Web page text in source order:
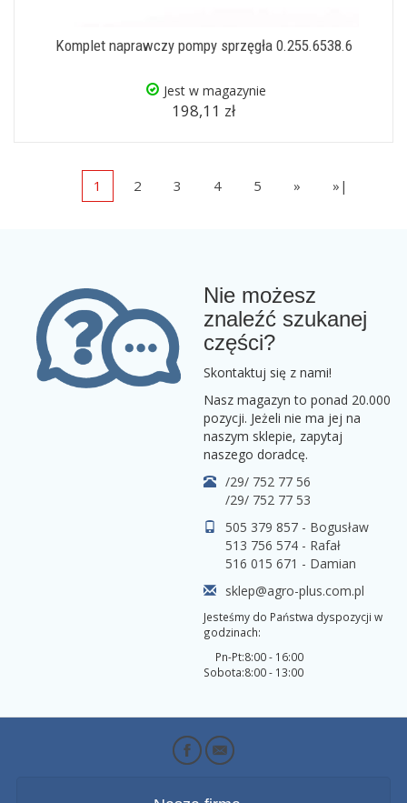
Komplet naprawczy pompy sprzęgła 0.255.6538.6
Jest w magazynie
198,11 zł
1 2 3 4 5 » »|
Nie możesz
znaleźć szukanej
części?
Skontaktuj się z nami!
Nasz magazyn to ponad 20.000
pozycji. Jeżeli nie ma jej na
naszym sklepie, zapytaj
naszego doradcę.
/29/ 752 77 56
/29/ 752 77 53
505 379 857 - Bogusław
513 756 574 - Rafał
516 015 671 - Damian
sklep@agro-plus.com.pl
Jesteśmy do Państwa dyspozycji w
godzinach:
Pn-Pt:
Sobota:
8:00 - 16:00
8:00 - 13:00